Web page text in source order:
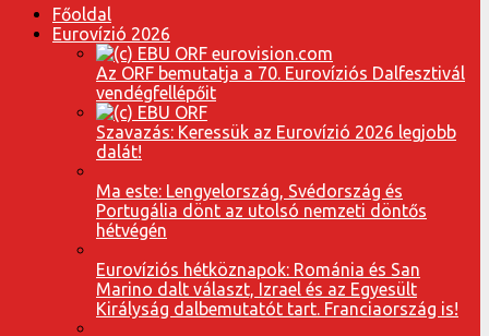
Főoldal
Eurovízió 2026
Az ORF bemutatja a 70. Eurovíziós Dalfesztivál
vendégfellépőit
Szavazás: Keressük az Eurovízió 2026 legjobb
dalát!
Ma este: Lengyelország, Svédország és
Portugália dönt az utolsó nemzeti döntős
hétvégén
Eurovíziós hétköznapok: Románia és San
Marino dalt választ, Izrael és az Egyesült
Királyság dalbemutatót tart. Franciaország is!